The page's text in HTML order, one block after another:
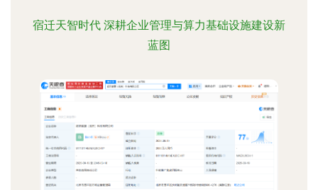
宿迁天智时代 深耕企业管理与算力基础设施建设新
蓝图